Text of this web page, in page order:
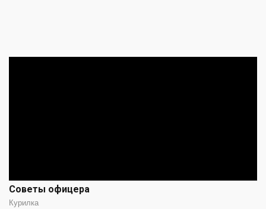
Советы офицера
Курилка